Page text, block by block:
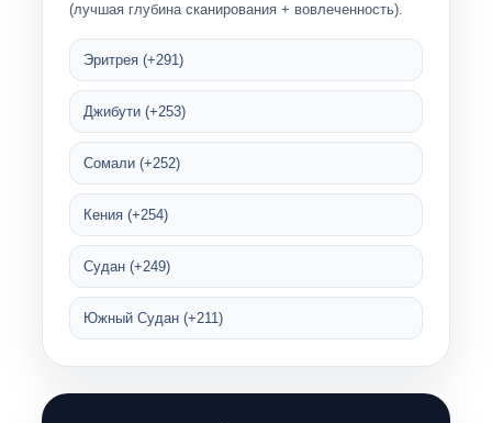
(лучшая глубина сканирования + вовлеченность).
Эритрея (+291)
Джибути (+253)
Сомали (+252)
Кения (+254)
Судан (+249)
Южный Судан (+211)